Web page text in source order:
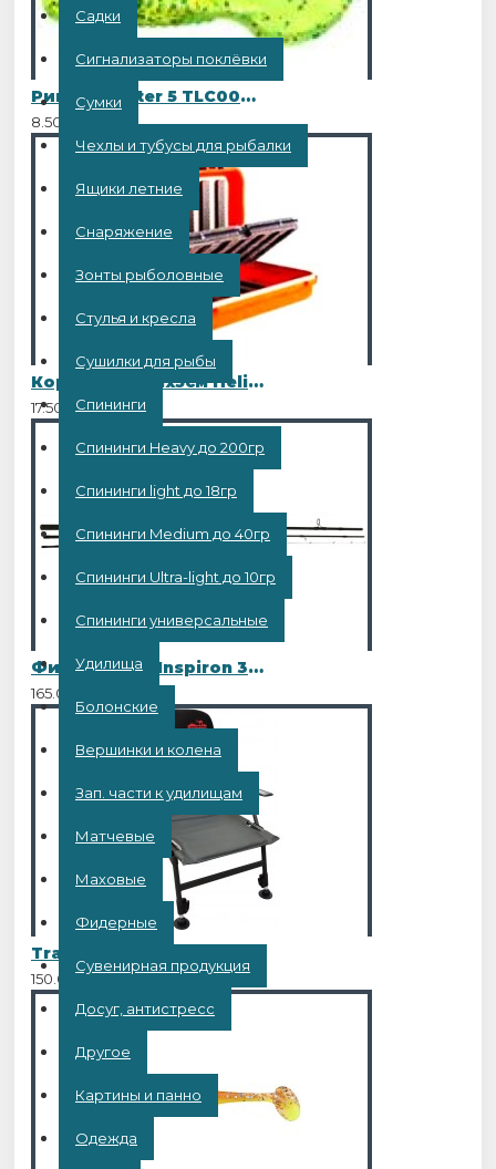
Садки
Сигнализаторы поклёвки
Сумки
Чехлы и тубусы для рыбалки
Ящики летние
Снаряжение
Зонты рыболовные
Стулья и кресла
Сушилки для рыбы
Спининги
Спининги Heavy до 200гр
Спининги light до 18гр
Спининги Medium до 40гр
Спининги Ultra-light до 10гр
Спининги универсальные
Удилища
Болонские
Вершинки и колена
Зап. части к удилищам
Матчевые
Маховые
Фидерные
Сувенирная продукция
Досуг, антистресс
Другое
Картины и панно
Одежда
Рипер Twister 5 TLC006 10шт
8.50BYN
Коробка 20х11х5см Helios (HS-ZY-037)
17.50BYN
Фидер Kaida Inspiron 3,9 метра, до 120 грамм
165.00BYN
150.00BYN